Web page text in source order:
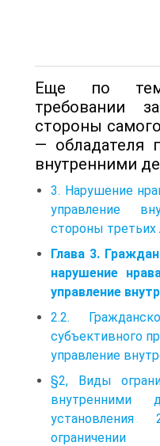
Еще по
требовании
стороны
— обладателя
внутренними
3. Нарушение
управление
стороны третьих
Глава 3.
нарушение
управление
2.2.
субъективного
управление
§2, Виды
установления
ограничении